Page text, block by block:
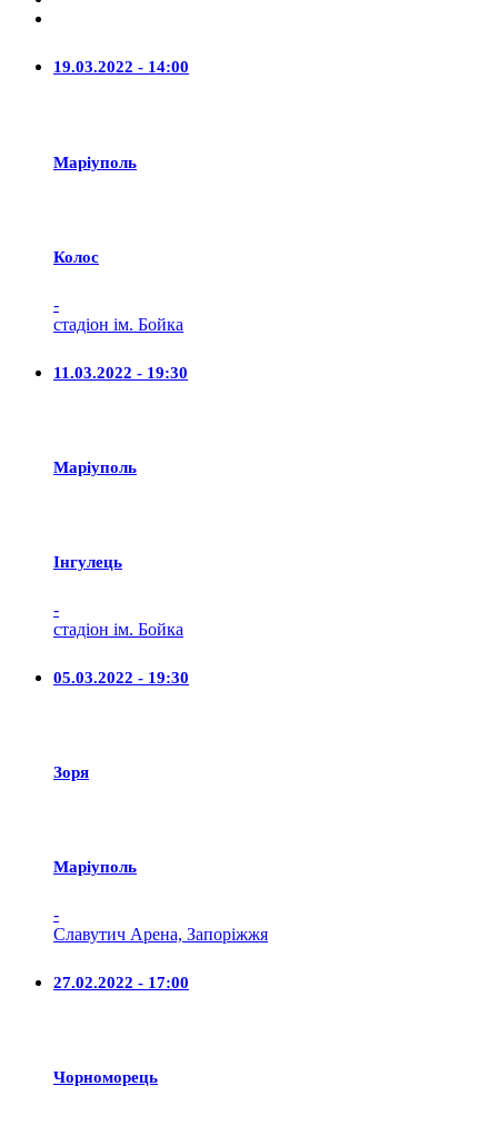
19.03.2022 - 14:00
Маріуполь
Колос
-
стадіон ім. Бойка
11.03.2022 - 19:30
Маріуполь
Iнгулець
-
стадіон ім. Бойка
05.03.2022 - 19:30
Зоря
Маріуполь
-
Славутич Арена, Запоріжжя
27.02.2022 - 17:00
Чорноморець